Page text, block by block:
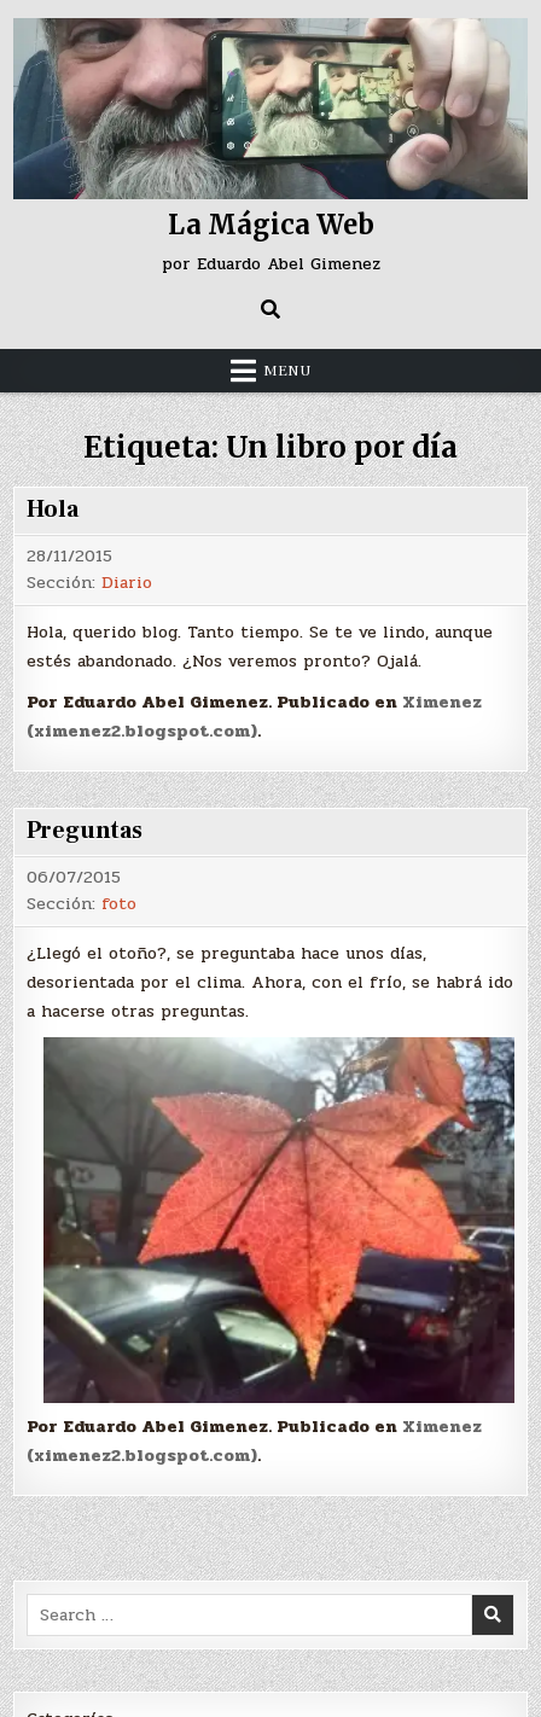
Skip
content
La Mágica Web
por Eduardo Abel Gimenez
MENU
Etiqueta:Un libro por día
Hola
28/11/2015
Sección:Diario
Hola, querido blog. Tanto tiempo. Se te ve lindo, aunque
estés abandonado. ¿Nos veremos pronto? Ojalá.
Por Eduardo Abel Gimenez. Publicado en Ximenez
(ximenez2.blogspot.com).
Preguntas
06/07/2015
Sección: foto
¿Llegó el otoño?, se preguntaba hace unos días,
desorientada por el clima. Ahora, con el frío, se habrá ido
a hacerse otras preguntas.
Por Eduardo Abel Gimenez. Publicado en Ximenez
(ximenez2.blogspot.com).
Search
for: